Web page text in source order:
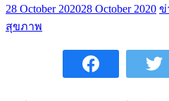
28 October 202028 October 2020 ข่
สุขภาพ